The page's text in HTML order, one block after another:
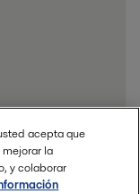
acepta que
la
y colaborar